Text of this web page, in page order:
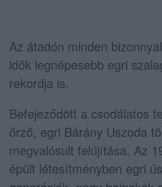
Az átadón minden
idők legnépesebb egri
rekordja is.
Befejeződött a csodálatos
őrző, egri Bárány Uszoda
megvalósult felújítása. Az
épült létesítményben egri